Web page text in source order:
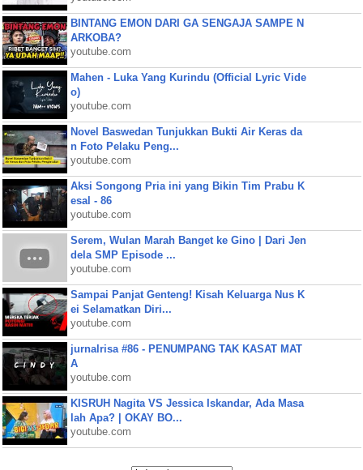
BINTANG EMON DARI GA SENGAJA SAMPE N
ARKOBA?
youtube.com
Mahen - Luka Yang Kurindu (Official Lyric Vide
o)
youtube.com
Novel Baswedan Tunjukkan Bukti Air Keras da
n Foto Pelaku Peng...
youtube.com
Aksi Songong Pria ini yang Bikin Tim Prabu K
esal - 86
youtube.com
Serem, Wulan Marah Banget ke Gino | Dari Jen
dela SMP Episode ...
youtube.com
Sampai Panjat Genteng! Kisah Keluarga Nus K
ei Selamatkan Diri...
youtube.com
jurnalrisa #86 - PENUMPANG TAK KASAT MAT
A
youtube.com
KISRUH Nagita VS Jessica Iskandar, Ada Masa
lah Apa? | OKAY BO...
youtube.com